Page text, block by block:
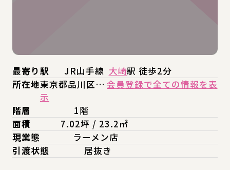
最寄り駅 JR山手線 大崎駅 徒歩2分
所在地東京都品川区… 会員登録で全ての情報を表
示
階層
1階
面積
7.02坪 / 23.2㎡
現業態
ラーメン店
引渡状態
居抜き